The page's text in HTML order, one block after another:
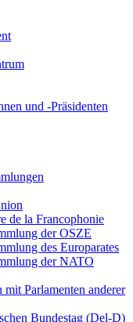
und -Präsidenten
de la Francophonie
der OSZE
des Europarates
der NATO
Parlamenten anderer
Bundestag (Del-D)